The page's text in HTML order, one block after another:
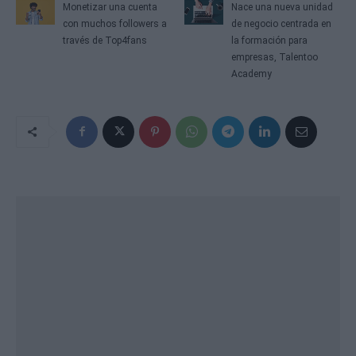
Monetizar una cuenta
con muchos followers a
través de Top4fans
Nace una nueva unidad
de negocio centrada en
la formación para
empresas, Talentoo
Academy